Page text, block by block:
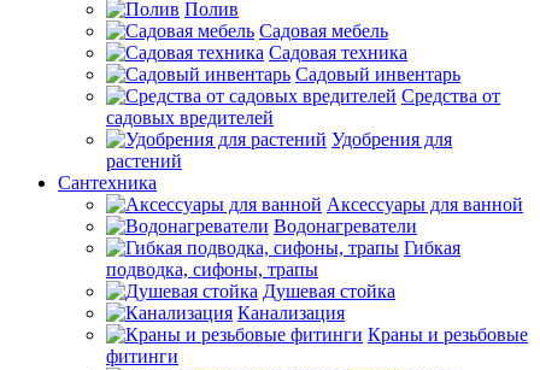
Полив
Садовая мебель
Садовая техника
Садовый инвентарь
Средства от
садовых вредителей
Удобрения для
растений
Сантехника
Аксессуары для ванной
Водонагреватели
Гибкая
подводка, сифоны, трапы
Душевая стойка
Канализация
Краны и резьбовые
фитинги